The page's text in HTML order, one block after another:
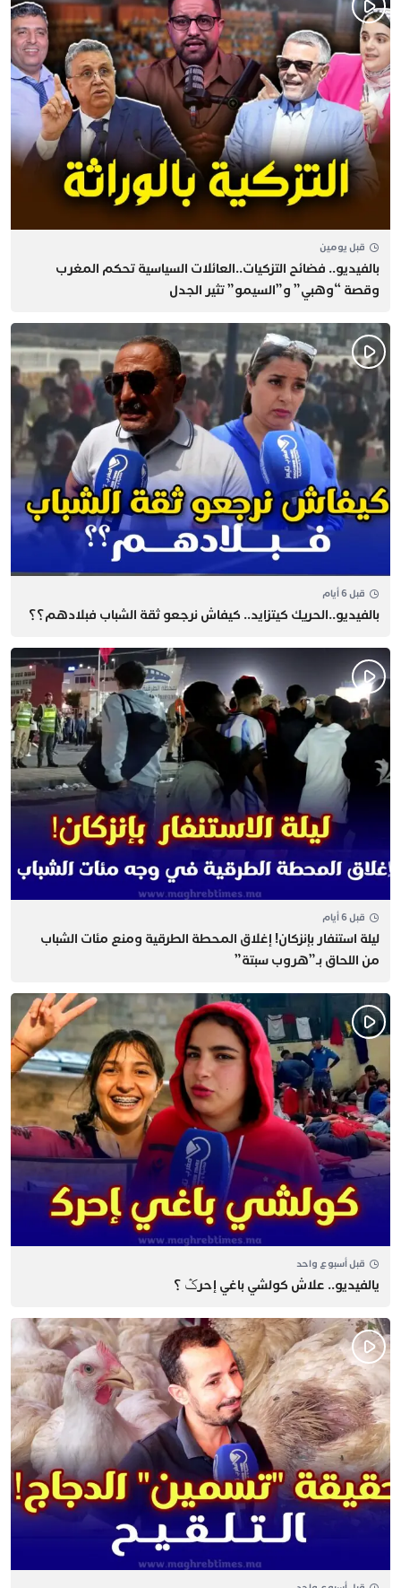
قبل يومين
بالفيديو.. فضائح التزكيات..العائلات السياسية تحكم المغرب
وقصة “وهبي” و”السيمو” تثير الجدل
قبل 6 أيام
بالفيديو..الحريك كيتزايد.. كيفاش نرجعو ثقة الشباب فبلادهم؟؟
قبل 6 أيام
​ليلة استنفار بإنزكان! إغلاق المحطة الطرقية ومنع مئات الشباب
من اللحاق بـ”هروب سبتة”
قبل أسبوع واحد
يالفيديو.. علاش كولشي باغي إحرݣ ؟